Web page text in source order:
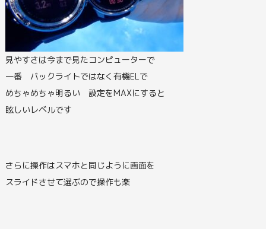
見やすさは今まで見たコンピューターで
一番 バックライトではなく有機ELで
めちゃめちゃ明るい 設定をMAXにすると
眩しいレベルです
さらに操作はスマホと同じように画面を
スライドさせて選ぶので操作も楽